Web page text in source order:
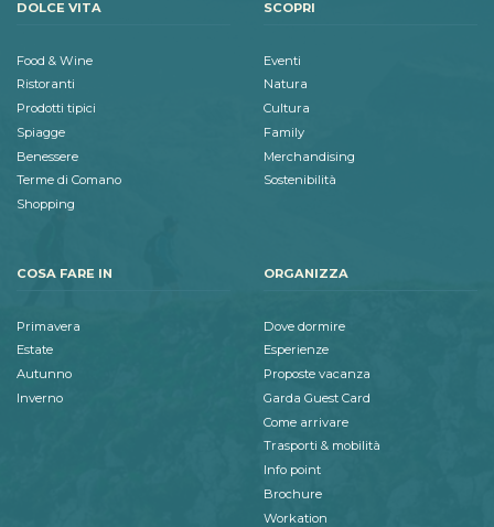
DOLCE VITA
Food & Wine
Ristoranti
Prodotti tipici
Spiagge
Benessere
Terme di Comano
Shopping
SCOPRI
Eventi
Natura
Cultura
Family
Merchandising
Sostenibilità
COSA FARE IN
Primavera
Estate
Autunno
Inverno
ORGANIZZA
Dove dormire
Esperienze
Proposte vacanza
Garda Guest Card
Come arrivare
Trasporti & mobilità
Info point
Brochure
Workation